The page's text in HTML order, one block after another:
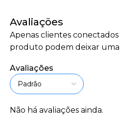
Avaliações
Avaliações
Não há avaliações ainda.
Apenas clientes
produto podem deixar uma